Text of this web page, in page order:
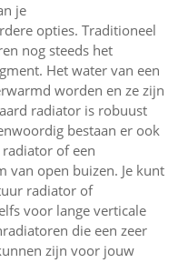
je
opties. Traditioneel
nog steeds het
Het water van een
worden en ze zijn
radiator is robuust
bestaan er ook
of een
van open buizen. Je kunt
radiator of
voor lange verticale
die een zeer
zijn voor jouw